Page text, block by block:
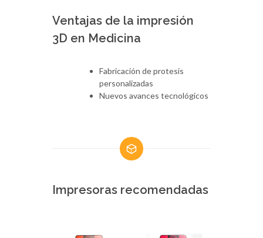
Ventajas de la impresión
3D en Medicina
Fabricación de protesis
personalizadas
Nuevos avances tecnológicos
Impresoras recomendadas